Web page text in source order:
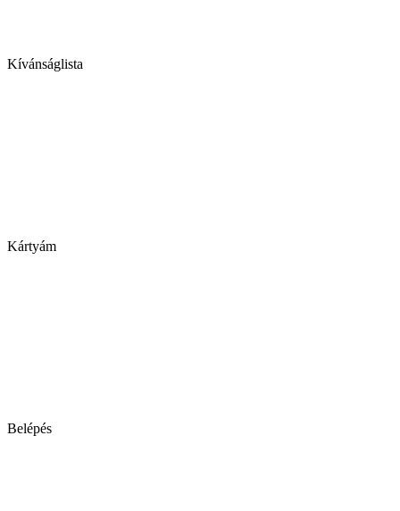
Kívánságlista
Kártyám
Belépés